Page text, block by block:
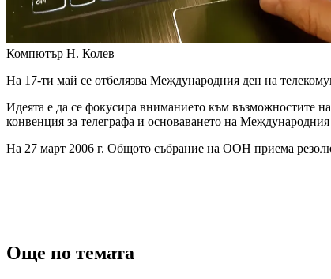
Компютър Н. Колев
На 17-ти май се отбелязва Международния ден на
Идеята е да се фокусира вниманието към възможностите
конвенция за телеграфа и основаването на
На 27 март 2006 г. Общото събрание на ООН приема
Още по темата